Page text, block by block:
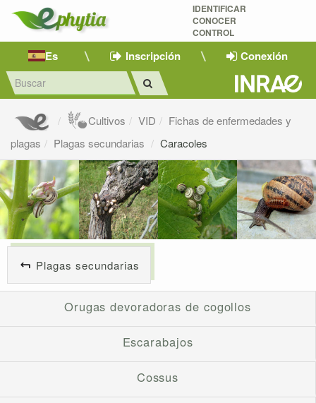
IDENTIFICAR
CONOCER
CONTROL
Es Inscripción Conexión
Cultivos VID
Fichas de enfermedades y
plagas
Plagas secundarias Caracoles
Plagas secundarias
Orugas devoradoras de cogollos
Escarabajos
Cossus